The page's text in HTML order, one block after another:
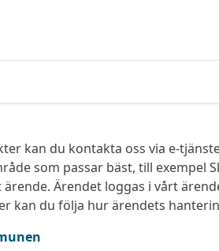
kan du kontakta oss via e-
som passar bäst, till exempel
Ärendet loggas i vårt
kan du följa hur ärendets